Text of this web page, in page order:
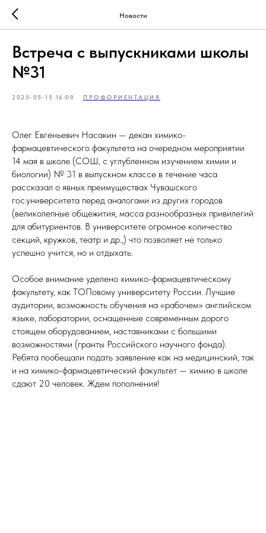
Новости
Встреча с выпускниками школы
№31
2025-05-15 16:00 ПРОФОРИЕНТАЦИЯ
Олег Евгеньевич Насакин — декан химико-
фармацевтического факультета на очередном мероприятии
14 мая в школе (СОШ, с углубленном изучением химии и
биологии) № 31 в выпускном классе в течение часа
рассказал о явных преимуществах Чувашского
гос.университета перед аналогами из других городов
(великолепные общежития, масса разнообразных привилегий
для абитуриентов. В университете огромное количество
секций, кружков, театр и др.,) что позволяет не только
успешно учится, но и отдыхать.
Особое внимание уделено химико-фармацевтическому
факультету, как ТОПовому университету России. Лучшие
аудитории, возможность обучения на «рабочем» английском
языке, лаборатории, оснащенные современным дорого
стоящем оборудованием, наставниками с большими
возможностями (гранты Российского научного фонда).
Ребята пообещали подать заявление как на медицинский, так
и на химико-фармацевтический факультет — химию в школе
сдают 20 человек. Ждем пополнения!